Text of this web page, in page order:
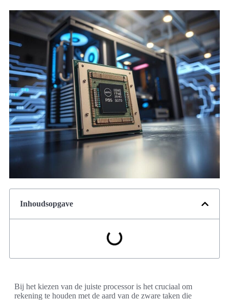
Inhoudsopgave
Bij het kiezen van de juiste processor is het cruciaal om
rekening te houden met de aard van de zware taken die